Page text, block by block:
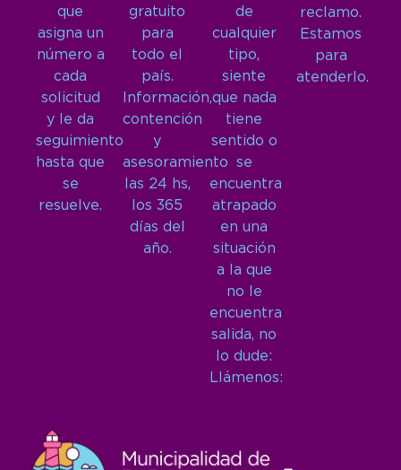
que
asigna un
número a
cada
solicitud
y le da
seguimiento
hasta que
se
resuelve.
gratuito
para
todo el
país.
Información,
contención
y
asesoramiento
las 24 hs,
los 365
días del
año.
de
cualquier
tipo,
siente
que nada
tiene
sentido o
se
encuentra
atrapado
en una
situación
a la que
no le
encuentra
salida, no
lo dude:
Llámenos:
reclamo.
Estamos
para
atenderlo.